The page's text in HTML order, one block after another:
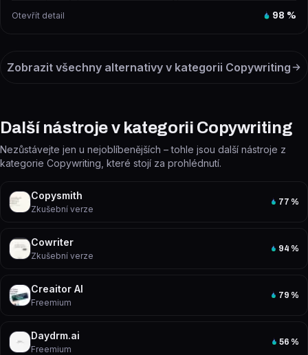
Otevřít detail 98 %
Zobrazit všechny alternativy v kategorii Copywriting
Další nástroje v kategorii Copywriting
Nezůstávejte jen u nejoblíbenějších – tohle jsou další nástroje z
kategorie Copywriting, které stojí za prohlédnutí.
Copysmith
Zkušební verze
77 %
Cowriter
Zkušební verze
94 %
Creaitor AI
Freemium
79 %
Daydrm.ai
Freemium
56 %